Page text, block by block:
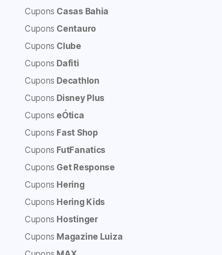
Cupons Casas Bahia
Cupons Centauro
Cupons Clube
Cupons Dafiti
Cupons Decathlon
Cupons Disney Plus
Cupons eÓtica
Cupons Fast Shop
Cupons FutFanatics
Cupons Get Response
Cupons Hering
Cupons Hering Kids
Cupons Hostinger
Cupons Magazine Luiza